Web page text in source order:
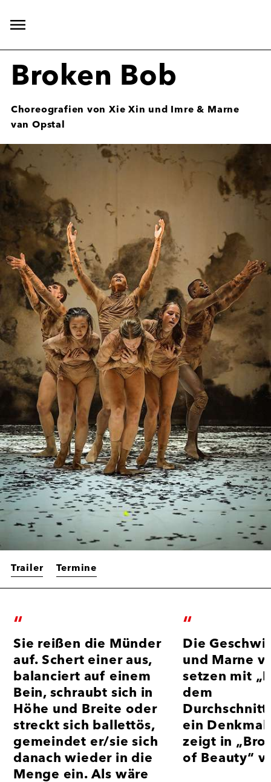
Hauptnavigation
Broken Bob
Choreografien von Xie Xin und Imre & Marne
van Opstal
Trailer Termine
Pressestimmen
“
Sie reißen die Münder
auf. Schert einer aus,
balanciert auf einem
Bein, schraubt sich in
Höhe und Breite oder
streckt sich ballettös,
gemeindet er/sie sich
danach wieder in die
Menge ein. Als wäre
“
Die
und Marne
setzen mit „I
dem
ein
zeigt in
of Beauty“